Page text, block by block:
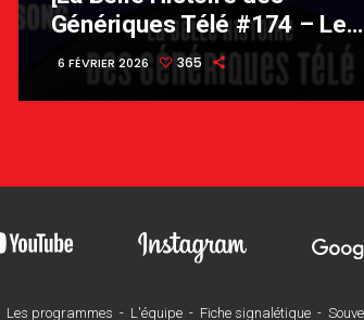
Génériques Télé #174 – Le
Secret des Sélénites
6 FÉVRIER 2026 365
Les programmes - L'équipe - Fiche signalétique -